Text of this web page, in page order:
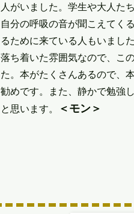
人がいました。学生や大人た
自分の呼吸の音が聞こえてく
るために来ている人もいまし
落ち着いた雰囲気なので、こ
た。本がたくさんあるので、
勧めです。また、静かで勉強
と思います。
＜モン＞